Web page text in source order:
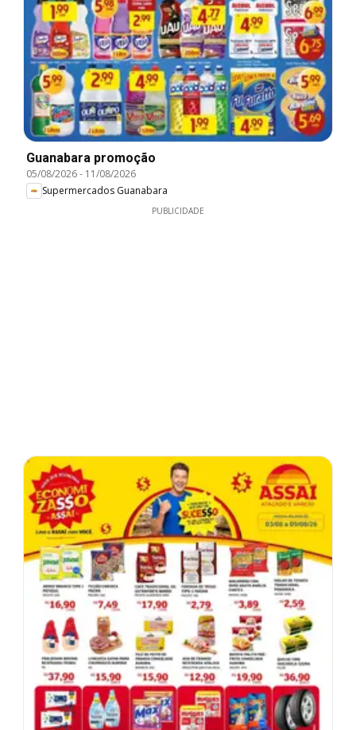
Guanabara promoção
05/08/2026- 11/08/2026
Supermercados Guanabara
PUBLICIDADE